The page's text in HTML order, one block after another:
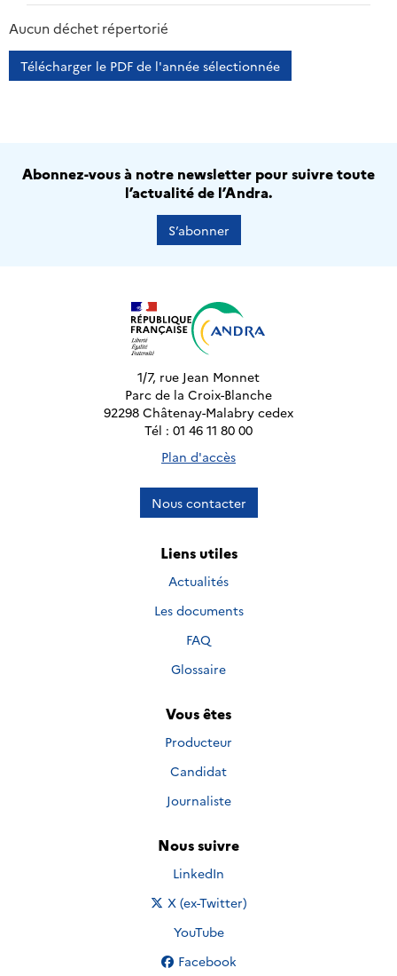
2013 2014
Aucun déchet répertorié
Télécharger le PDF de l'année sélectionnée
Abonnez-vous à notre newsletter pour suivre toute
l’actualité de l’Andra.
S’abonner
1/7, rue Jean Monnet
Parc de la Croix-Blanche
92298 Châtenay-Malabry cedex
Tél : 01 46 11 80 00
Plan d'accès
Nous contacter
Liens utiles
Actualités
Les documents
FAQ
Glossaire
Vous êtes
Producteur
Candidat
Journaliste
Nous suivre
Nous suivre sur
LinkedIn
Nous suivre sur
X (ex-Twitter)
Nous suivre sur
YouTube
Nous suivre sur
Facebook